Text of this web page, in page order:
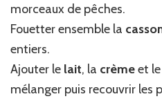
morceaux de pêches.
Fouetter ensemble la
entiers.
Ajouter le lait, la crèmeet le
mélanger puis recouvrir les